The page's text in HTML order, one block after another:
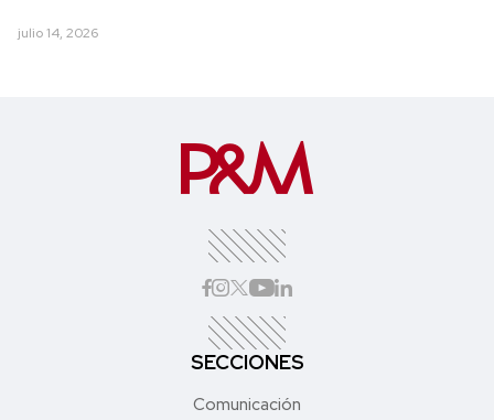
julio 14, 2026
SECCIONES
Comunicación